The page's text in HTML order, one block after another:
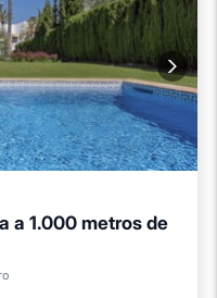
a 1.000 metros de